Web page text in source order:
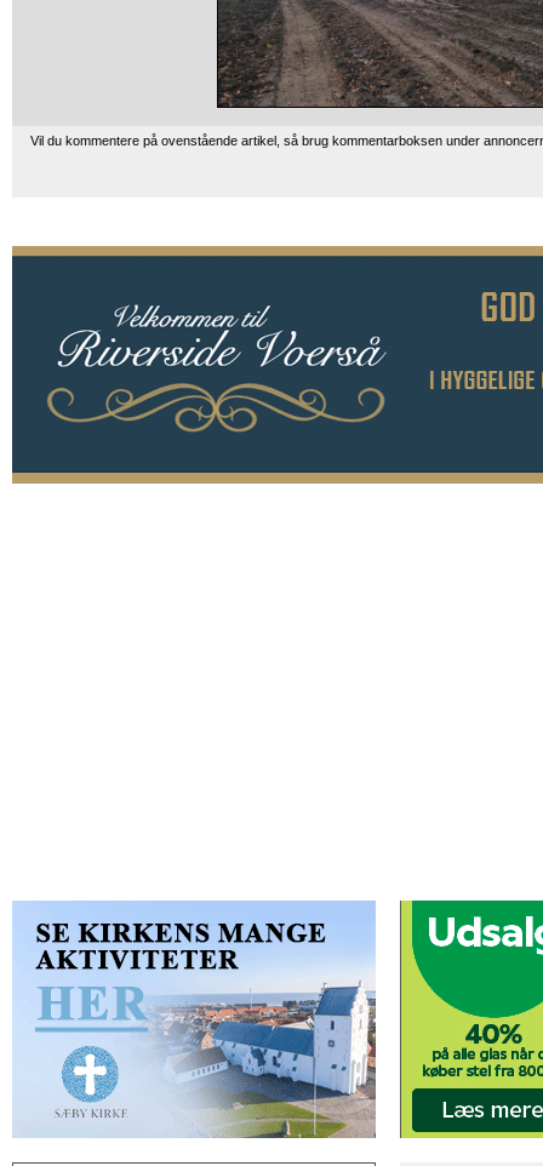
Vil du kommentere på ovenstående artikel, så brug kommentarboksen under